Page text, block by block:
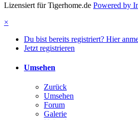
Lizensiert für Tigerhome.de Powered by
×
Du bist bereits registriert? Hier
Jetzt registrieren
Umsehen
Zurück
Umsehen
Forum
Galerie